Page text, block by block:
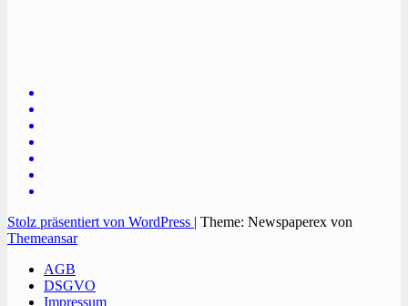
Stolz präsentiert von WordPress | Theme: Newspaperex von
Themeansar
AGB
DSGVO
Impressum